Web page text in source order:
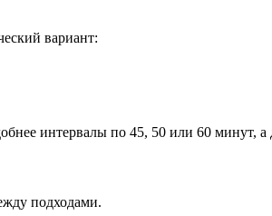
вариант:
интервалы по 45, 50 или 60 минут, а
подходами.